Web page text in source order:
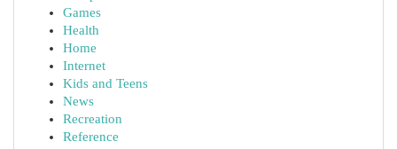
Games
Health
Home
Internet
Kids and Teens
News
Recreation
Reference